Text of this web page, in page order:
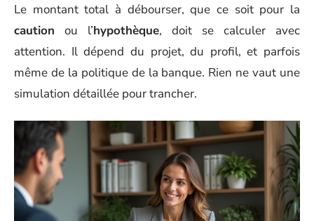
Le montant total à débourser, que ce soit pour la
caution ou l’hypothèque, doit se calculer avec
attention. Il dépend du projet, du profil, et parfois
même de la politique de la banque. Rien ne vaut une
simulation détaillée pour trancher.